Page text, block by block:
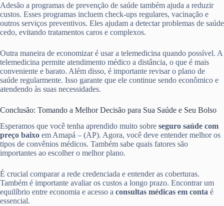
Adesão a programas de prevenção de saúde também ajuda a reduzir
custos. Esses programas incluem check-ups regulares, vacinação e
outros serviços preventivos. Eles ajudam a detectar problemas de saúde
cedo, evitando tratamentos caros e complexos.
Outra maneira de economizar é usar a telemedicina quando possível. A
telemedicina permite atendimento médico a distância, o que é mais
conveniente e barato. Além disso, é importante revisar o plano de
saúde regularmente. Isso garante que ele continue sendo econômico e
atendendo às suas necessidades.
Conclusão: Tomando a Melhor Decisão para Sua Saúde e Seu Bolso
Esperamos que você tenha aprendido muito sobre seguro saúde com
preço baixo em Amapá – (AP). Agora, você deve entender melhor os
tipos de convênios médicos. Também sabe quais fatores são
importantes ao escolher o melhor plano.
É crucial comparar a rede credenciada e entender as coberturas.
Também é importante avaliar os custos a longo prazo. Encontrar um
equilíbrio entre economia e acesso a consultas médicas em conta é
essencial.